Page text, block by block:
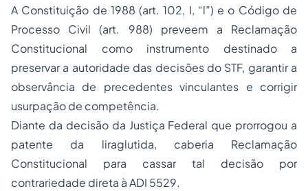
A Constituição de 1988 (art. 102, I, “l”) e o Código de
Processo Civil (art. 988) preveem a Reclamação
Constitucional como instrumento destinado a
preservar a autoridade das decisões do STF, garantir a
observância de precedentes vinculantes e corrigir
usurpação de competência.
Diante da decisão da Justiça Federal que prorrogou a
patente da liraglutida, caberia Reclamação
Constitucional para cassar tal decisão por
contrariedade direta à ADI 5529.